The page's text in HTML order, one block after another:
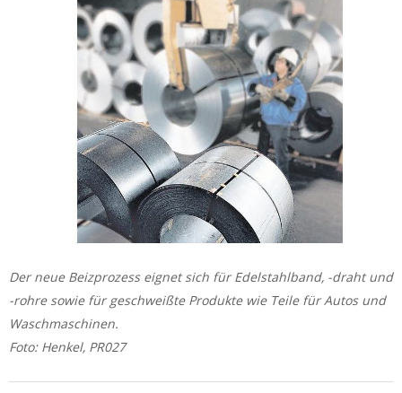
Der neue Beizprozess eignet sich für Edelstahlband, -draht und
-rohre sowie für geschweißte Produkte wie Teile für Autos und
Waschmaschinen.
Foto: Henkel, PR027